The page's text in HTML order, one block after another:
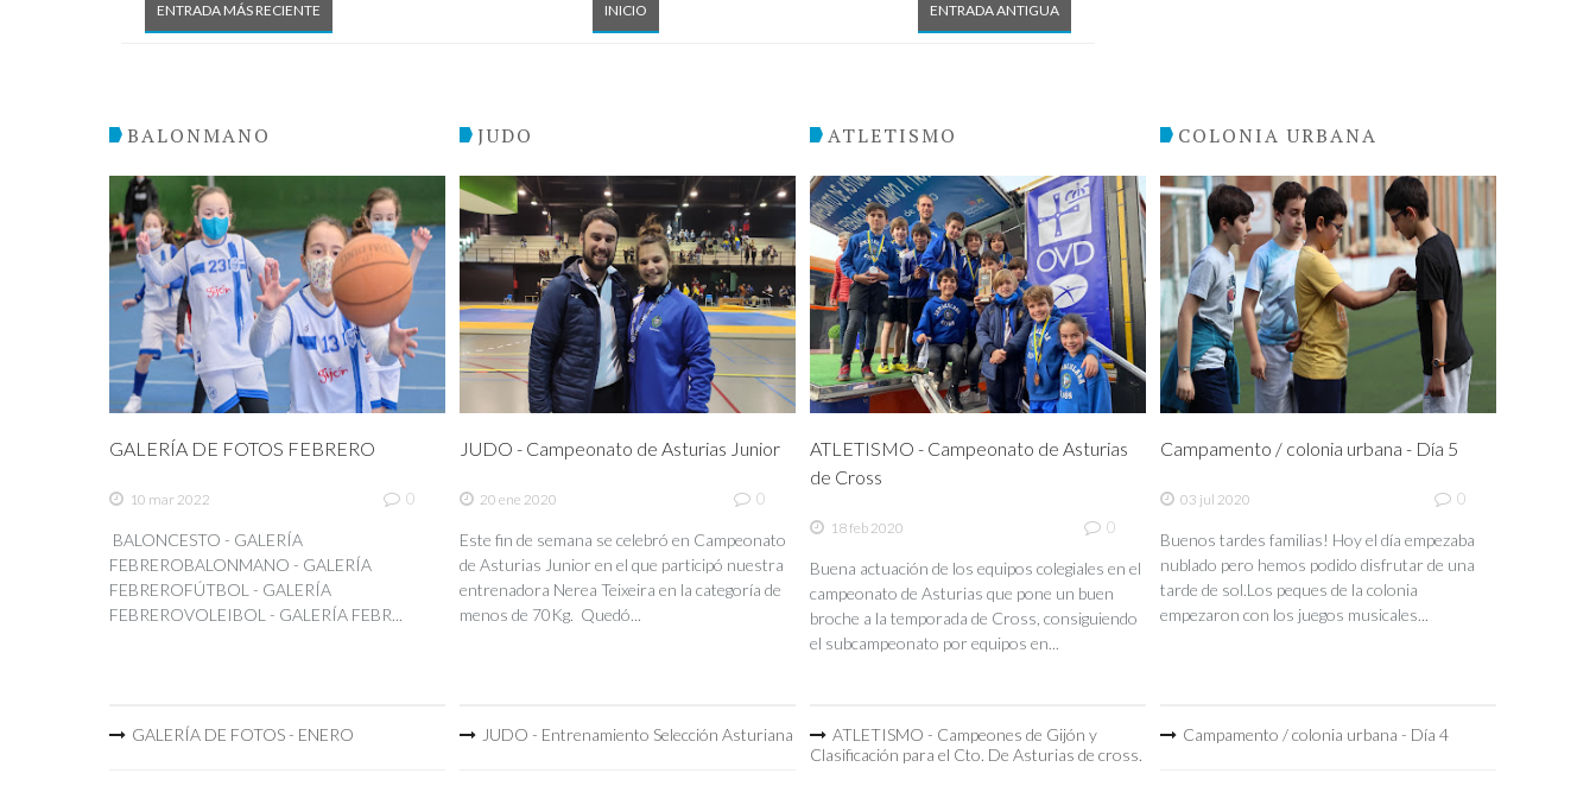
ENTRADA MÁS RECIENTE ENTRADA ANTIGUA
INICIO
BALONMANO
GALERÍA DE FOTOS FEBRERO
10 mar 2022 0
BALONCESTO - GALERÍA
FEBREROBALONMANO - GALERÍA
FEBREROFÚTBOL - GALERÍA
FEBREROVOLEIBOL - GALERÍA FEBR...
GALERÍA DE FOTOS - ENERO
JUDO
JUDO - Campeonato de Asturias Junior
20 ene 2020 0
Este fin de semana se celebró en Campeonato
de Asturias Junior en el que participó nuestra
entrenadora Nerea Teixeira en la categoría de
menos de 70Kg. Quedó...
JUDO - Entrenamiento Selección Asturiana
ATLETISMO
ATLETISMO - Campeonato de Asturias
de Cross
18 feb 2020 0
Buena actuación de los equipos colegiales en el
campeonato de Asturias que pone un buen
broche a la temporada de Cross, consiguiendo
el subcampeonato por equipos en...
ATLETISMO - Campeones de Gijón y
Clasificación para el Cto. De Asturias de cross.
COLONIA URBANA
Campamento / colonia urbana - Día 5
03 jul 2020 0
Buenos tardes familias! Hoy el día empezaba
nublado pero hemos podido disfrutar de una
tarde de sol.Los peques de la colonia
empezaron con los juegos musicales...
Campamento / colonia urbana - Día 4